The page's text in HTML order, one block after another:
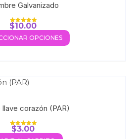
Galvanizado
Valorado con
5.00
de 5
$10.00
OPCIONES
llave corazón (PAR)
Valorado con
5.00
$3.00